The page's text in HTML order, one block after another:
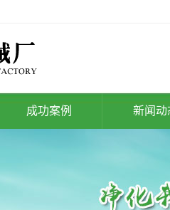
成功案例 新闻动
技术知